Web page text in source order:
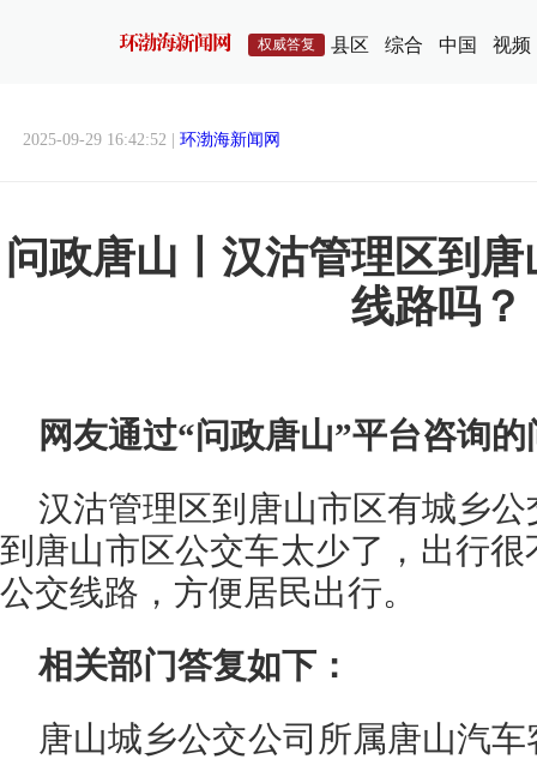
权威答复 县区 综合 中国 视频
2025-09-29 16:42:52 | 环渤海新闻网
问政唐山丨汉沽管理区到
线路吗？
网友通过“问政唐山”平台咨询的
汉沽管理区到唐山市区有城乡
到唐山市区公交车太少了，出行
公交线路，方便居民出行。
相关部门答复如下：
唐山城乡公交公司所属唐山汽